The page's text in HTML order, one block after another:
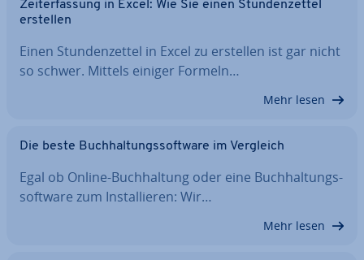
Zeit­er­fas­sung in Excel: Wie Sie einen Stun­den­zet­tel
erstellen
Einen Stun­den­zet­tel in Excel zu erstellen ist gar nicht
so schwer. Mittels einiger Formeln…
Mehr lesen
Die beste Buch­hal­tungs­soft­ware im Vergleich
Egal ob Online-Buch­hal­tung oder eine Buch­hal­tungs­
soft­ware zum In­stal­lie­ren: Wir…
Mehr lesen